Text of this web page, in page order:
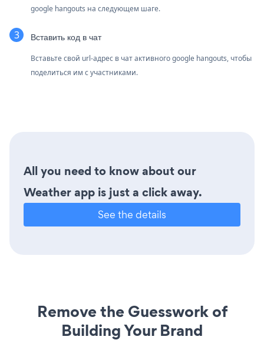
google hangouts на следующем шаге.
Вставить код в чат
Вставьте свой url-адрес в чат активного google hangouts, чтобы
поделиться им с участниками.
All you need to know about our
Weather app is just a click away.
See the details
Remove the Guesswork of
Building Your Brand